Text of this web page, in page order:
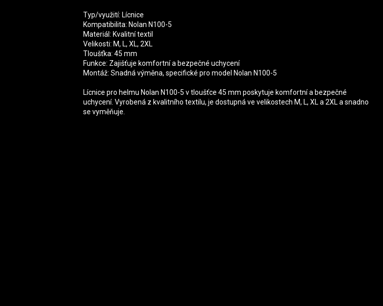
Typ/využití: Lícnice
Kompatibilita: Nolan N100-5
Materiál: Kvalitní textil
Velikosti: M, L, XL, 2XL
Tloušťka: 45 mm
Funkce: Zajišťuje komfortní a bezpečné uchycení
Montáž: Snadná výměna, specifické pro model Nolan N100-5
Lícnice pro helmu Nolan N100-5 v tloušťce 45 mm poskytuje komfortní a bezpečné
uchycení. Vyrobená z kvalitního textilu, je dostupná ve velikostech M, L, XL a 2XL a snadno
se vyměňuje.